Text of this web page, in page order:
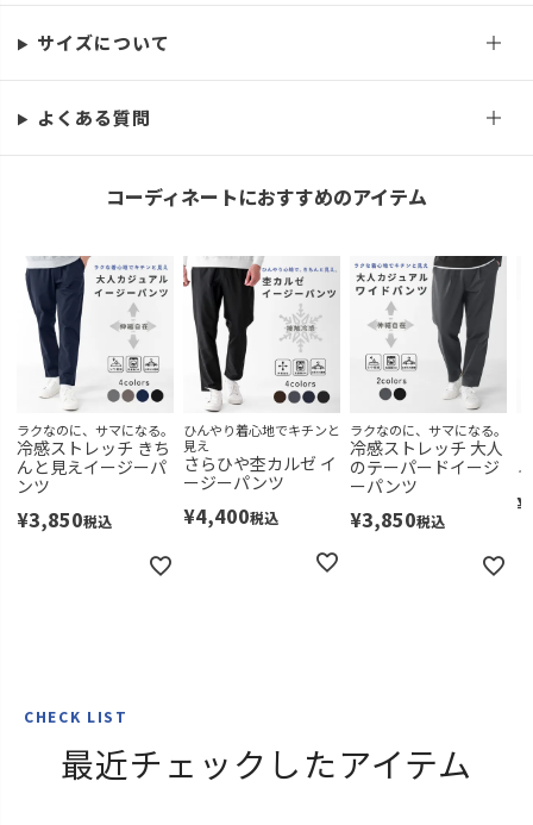
サイズについて
よくある質問
コーディネートにおすすめのアイテム
ラクなのに、サマになる。
冷感ストレッチ きち
んと見えイージーパ
ンツ
¥3,850税込
ひんやり着心地でキチンと
見え
さらひや杢カルゼ イ
ージーパンツ
¥4,400税込
ラクなのに、サマになる。
冷感ストレッチ 大人
のテーパードイージ
ーパンツ
¥3,850税込
¥
CHECK LIST
最近チェックしたアイテム